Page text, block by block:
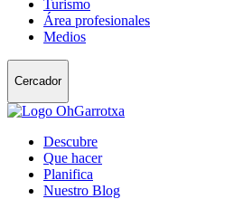
Turismo
Área profesionales
Medios
Cercador
Descubre
Que hacer
Planifica
Nuestro Blog